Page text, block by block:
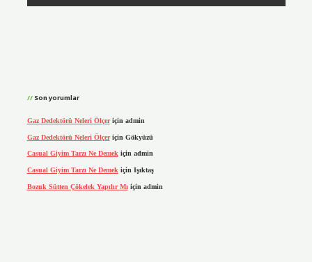
Son yorumlar
Gaz Dedektörü Neleri Ölçeriçin admin
Gaz Dedektörü Neleri Ölçeriçin Gökyüzü
Casual Giyim Tarzı Ne Demekiçin admin
Casual Giyim Tarzı Ne Demek için Işıktaş
Bozuk Sütten Çökelek Yapılır Mı için admin